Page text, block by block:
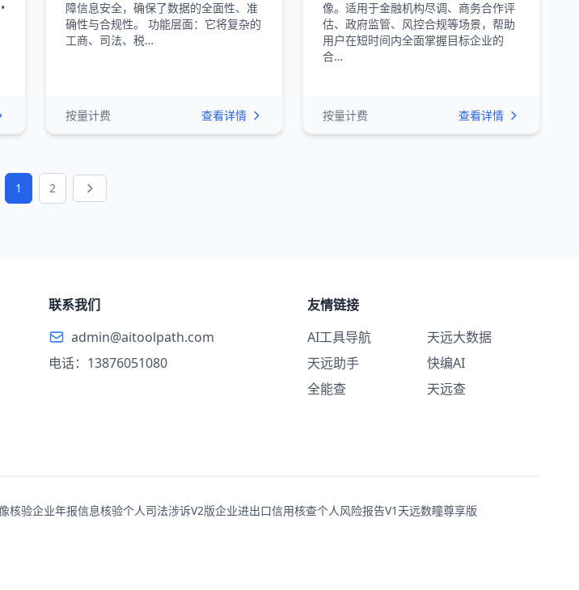
障信息安全，确保了数据的全面性、准
确性与合规性。 功能层面：它将复杂的
工商、司法、税…
按量计费 查看详情
像。适用于金融机构尽调、商务合作评
估、政府监管、风控合规等场景，帮助
用户在短时间内全面掌握目标企业的
合…
按量计费 查看详情
1 2
联系我们
admin@aitoolpath.com
电话：13876051080
友情链接
AI工具导航
天远大数据
天远助手
快编AI
全能查
天远查
核验企业年报信息核验个人司法涉诉V2版企业进出口信用核查个人风险报告V1 天远数瞳尊享版